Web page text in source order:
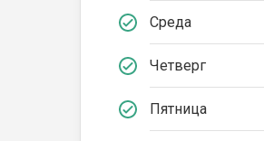
Среда
Четверг
Пятница